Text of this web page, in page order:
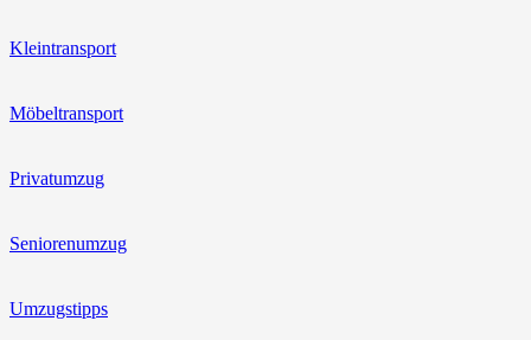
Kleintransport
Möbeltransport
Privatumzug
Seniorenumzug
Umzugstipps